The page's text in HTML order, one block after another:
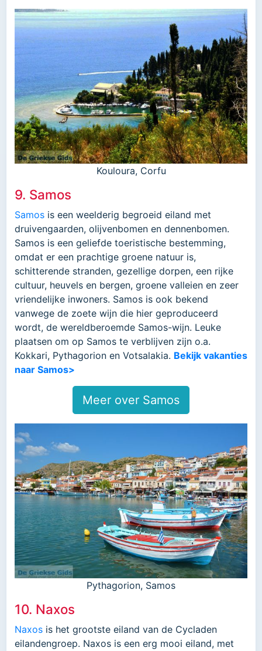
Kouloura, Corfu
9. Samos
Samos is een weelderig begroeid eiland met
druivengaarden, olijvenbomen en dennenbomen.
Samos is een geliefde toeristische bestemming,
omdat er een prachtige groene natuur is,
schitterende stranden, gezellige dorpen, een rijke
cultuur, heuvels en bergen, groene valleien en zeer
vriendelijke inwoners. Samos is ook bekend
vanwege de zoete wijn die hier geproduceerd
wordt, de wereldberoemde Samos-wijn. Leuke
plaatsen om op Samos te verblijven zijn o.a.
Kokkari, Pythagorion en Votsalakia. Bekijk vakanties
naar Samos>
Meer over Samos
Pythagorion, Samos
10. Naxos
Naxos is het grootste eiland van de Cycladen
eilandengroep. Naxos is een erg mooi eiland, met